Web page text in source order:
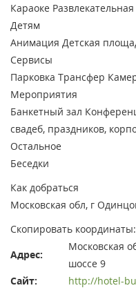
Караоке
Детям
Анимация Детская
Сервисы
Парковка Трансфер
Мероприятия
Банкетный зал
свадеб, праздников,
Остальное
Беседки
Как добраться
Московская обл, г
Скопировать
Адрес:
Московская
шоссе 9
Сайт:
http://hotel-